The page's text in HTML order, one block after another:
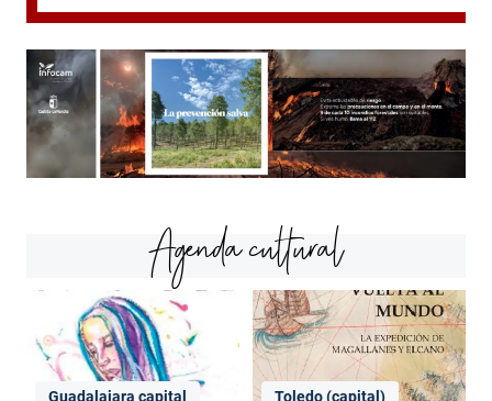
Agenda cultural
Guadalajara capital Toledo (capital)